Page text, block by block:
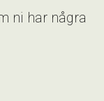
ni har några